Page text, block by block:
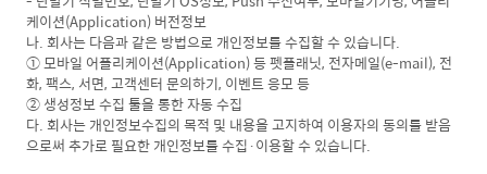
케이션(Application) 버전정보
나. 회사는 다음과 같은 방법으로 개인정보를 수집할 수 있습니다.
① 모바일 어플리케이션(Application) 등 펫플래닛, 전자메일(e-mail), 전
화, 팩스, 서면, 고객센터 문의하기, 이벤트 응모 등
② 생성정보 수집 툴을 통한 자동 수집
다. 회사는 개인정보수집의 목적 및 내용을 고지하여 이용자의 동의를 받음
으로써 추가로 필요한 개인정보를 수집·이용할 수 있습니다.